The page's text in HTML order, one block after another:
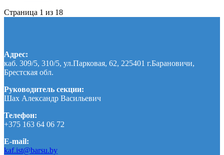
Страница 1 из 18
Адрес:
каб. 309/5, 310/5, ул.Парковая, 62, 225401 г.Барановичи,
Брестская обл.
Руководитель секции:
Шах Александр Васильевич
Телефон:
+375 163 64 06 72
E-mail:
kaf.ist@barsu.by